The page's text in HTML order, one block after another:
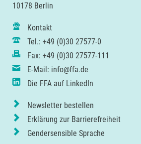
10178 Berlin
Kontakt
Tel.: +49 (0)30 27577-0
Fax: +49 (0)30 27577-111
E-Mail: info@ffa.de
Die FFA auf LinkedIn
Newsletter bestellen
Erklärung zur Barrierefreiheit
Gendersensible Sprache